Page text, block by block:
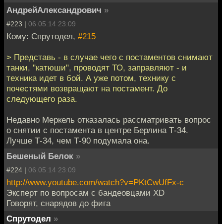
АндрейАлександрович »
#223 | 06.05.14 23:09
Кому: Спрутодел, #215
> Представь - в случае чего с постаментов снимают
танки, "катюши", проводят ТО, заправляют - и
техника идет в бой. А уже потом, технику с
почестями возвращают на постамент. До
следующего раза.
Недавно Меркель отказалась рассматривать вопрос
о снятии с постамента в центре Берлина Т-34.
Лучше Т-34, чем Т-90 подумала она.
Бешеный Белок »
#224 | 06.05.14 23:09
http://www.youtube.com/watch?v=PKtCwUfFx-c
Эксперт по вопросам с бандеовцами XD
Говорят, снарядов до фига
Спрутодел »